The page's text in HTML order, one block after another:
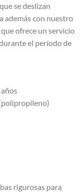
se deslizan
además con nuestro
ofrece un servicio
el período de
rigurosas para